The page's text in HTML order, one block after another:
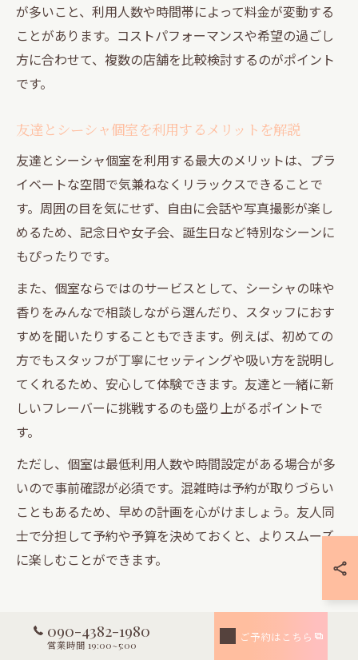
が多いこと、利用人数や時間帯によって料金が変動する
ことがあります。コストパフォーマンスや希望の過ごし
方に合わせて、複数の店舗を比較検討するのがポイント
です。
友達とシーシャ個室を利用するメリットを解説
友達とシーシャ個室を利用する最大のメリットは、プラ
イベートな空間で気兼ねなくリラックスできることで
す。周囲の目を気にせず、自由に会話や写真撮影が楽し
めるため、記念日や女子会、誕生日など特別なシーンに
もぴったりです。
また、個室ならではのサービスとして、シーシャの味や
香りをみんなで相談しながら選んだり、スタッフにおす
すめを聞いたりすることもできます。例えば、初めての
方でもスタッフが丁寧にセッティングや吸い方を説明し
てくれるため、安心して体験できます。友達と一緒に新
しいフレーバーに挑戦するのも盛り上がるポイントで
す。
ただし、個室は最低利用人数や時間設定がある場合が多
いので事前確認が必須です。混雑時は予約が取りづらい
こともあるため、早めの計画を心がけましょう。友人同
士で分担して予約や予算を決めておくと、よりスムーズ
に楽しむことができます。
初心者でも安心なシーシャの楽し
090-4382-1980
営業時間 19:00~5:00
ご予約はこちら